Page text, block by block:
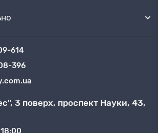
614
396
3 поверх, проспект Науки, 43,